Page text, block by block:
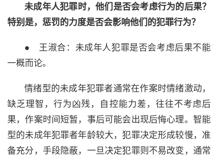
未成年人犯罪时，他们是否会考虑行为的后果？
特别是，惩罚的力度是否会影响他们的犯罪行为？
● 王淑合：未成年人犯罪是否会考虑后果不能
一概而论。
情绪型的未成年犯罪者通常在作案时情绪激动，
缺乏理智，行为凶残，自控能力差，往往不考虑后
果，作案时间短暂，事后可能会出现后悔心理。智能
型的未成年犯罪者年龄较大，犯罪决定形成较慢，准
备充分，手段隐蔽，一旦决定犯罪则不易改变，通常